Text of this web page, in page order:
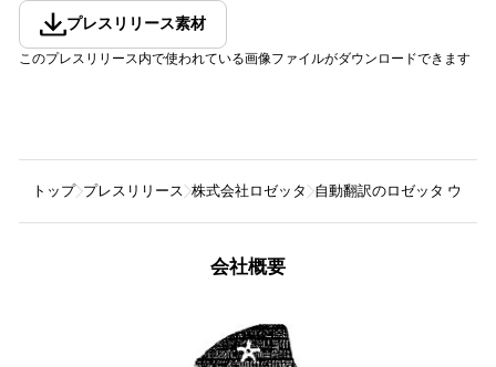
プレスリリース素材
このプレスリリース内で使われている画像ファイルがダウンロードできます
トップ プレスリリース 株式会社ロゼッタ 自動翻訳のロゼッタ ウェ
会社概要